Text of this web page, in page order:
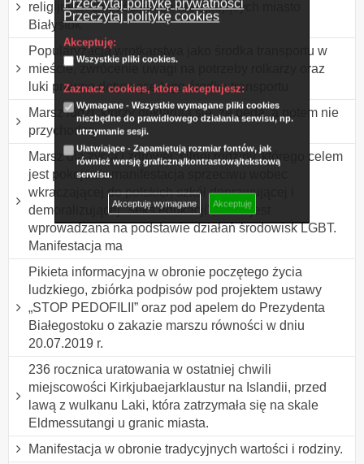
Przeczytaj politykę prywatności
Przeczytaj politykę cookies
Akceptuję:
Wszystkie pliki cookies.
Zaznacz cookies, które akceptujesz:
Wymagane - Wszystkie wymagane pliki cookies
niezbędne do prawidłowego działania serwisu, np.
utrzymanie sesji.
Ułatwiające - Zapamiętują rozmiar fontów, jak
również wersję graficzną/kontrastową/tekstową
serwisu.
Akceptuję wymagane Akceptuję
religijnych chrześcijan zamieszkujących miasto
Białystok
Popularyzacja wrotkarstwa jako środka transportu w
mieście, zwrócenie uwagi na potrzeby rolkarzy oraz
luki prawne dotyczące tego środka transportu
Marsz ludzi, którzy deklarują się, że będą, a potem nie
przychodzą.
Marsz dla życia i zdrowej, silnej rodziny, którego celem
jest pokojowa manifestacja sprzeciwu wobec
wkraczającej do polskich szkół deprawującej i
demoralizującej "seks edukacji", która jest
wprowadzana na podstawie działań środowisk LGBT.
Manifestacja ma
Pikieta informacyjna w obronie poczętego życia
ludzkiego, zbiórka podpisów pod projektem ustawy
„STOP PEDOFILII” oraz pod apelem do Prezydenta
Białegostoku o zakazie marszu równości w dniu
20.07.2019 r.
236 rocznica uratowania w ostatniej chwili
miejscowości Kirkjubaejarklaustur na Islandii, przed
lawą z wulkanu Laki, która zatrzymała się na skale
Eldmessutangi u granic miasta.
Manifestacja w obronie tradycyjnych wartości i rodziny.